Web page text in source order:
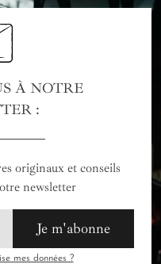
À NOTRE
:
originaux et conseils
newsletter
Je m'abonne
mes données ?